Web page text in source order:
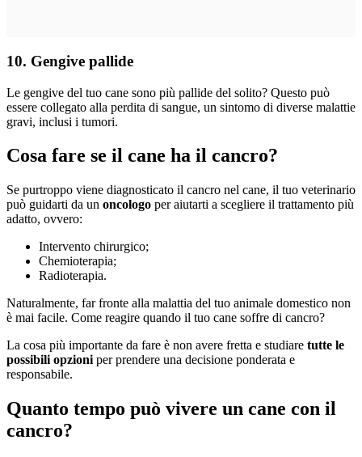
10. Gengive pallide
Le gengive del tuo cane sono più pallide del solito? Questo può
essere collegato alla perdita di sangue, un sintomo di diverse malattie
gravi, inclusi i tumori.
Cosa fare se il cane ha il cancro?
Se purtroppo viene diagnosticato il cancro nel cane, il tuo veterinario
può guidarti da un oncologo per aiutarti a scegliere il trattamento più
adatto, ovvero:
Intervento chirurgico;
Chemioterapia;
Radioterapia.
Naturalmente, far fronte alla malattia del tuo animale domestico non
è mai facile. Come reagire quando il tuo cane soffre di cancro?
La cosa più importante da fare è non avere fretta e studiare tutte le
possibili opzioni per prendere una decisione ponderata e
responsabile.
Quanto tempo può vivere un cane con il
cancro?